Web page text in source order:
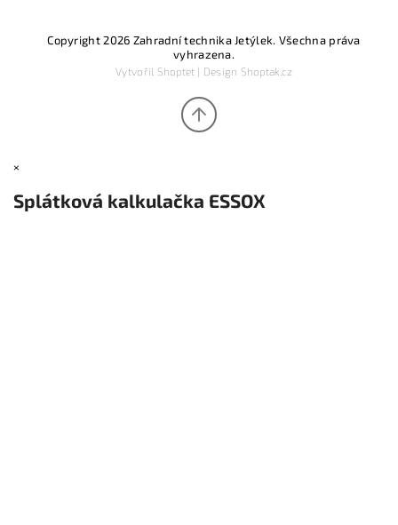
Copyright 2026 Zahradní technika Jetýlek. Všechna práva
vyhrazena.
Vytvořil Shoptet| Design Shoptak.cz
×
Splátková kalkulačka ESSOX